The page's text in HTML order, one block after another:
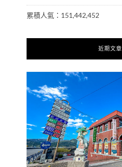
累積人氣：151,442,452
近期文章